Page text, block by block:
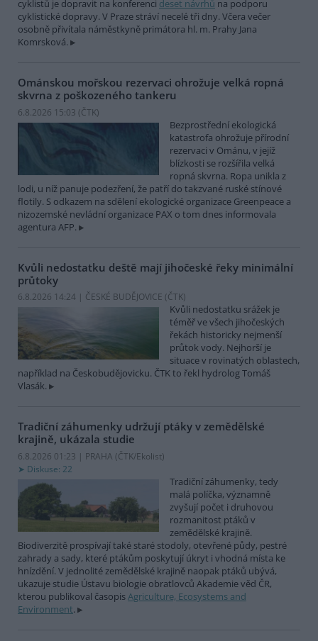
cyklistů je dopravit na konferenci deset návrhů na podporu
cyklistické dopravy. V Praze stráví necelé tři dny. Včera večer
osobně přivítala náměstkyně primátora hl. m. Prahy Jana
Komrsková.
Ománskou mořskou rezervaci ohrožuje velká ropná
skvrna z poškozeného tankeru
6.8.2026 15:03 (ČTK)
Bezprostřední ekologická
katastrofa ohrožuje přírodní
rezervaci v Ománu, v jejíž
blízkosti se rozšířila velká
ropná skvrna. Ropa unikla z
lodi, u níž panuje podezření, že patří do takzvané ruské stínové
flotily. S odkazem na sdělení ekologické organizace Greenpeace a
nizozemské nevládní organizace PAX o tom dnes informovala
agentura AFP.
Kvůli nedostatku deště mají jihočeské řeky minimální
průtoky
6.8.2026 14:24 | ČESKÉ BUDĚJOVICE (ČTK)
Kvůli nedostatku srážek je
téměř ve všech jihočeských
řekách historicky nejmenší
průtok vody. Nejhorší je
situace v rovinatých oblastech,
například na Českobudějovicku. ČTK to řekl hydrolog Tomáš
Vlasák.
Tradiční záhumenky udržují ptáky v zemědělské
krajině, ukázala studie
6.8.2026 01:23 | PRAHA (ČTK/Ekolist)
Diskuse: 22
Tradiční záhumenky, tedy
malá políčka, významně
zvyšují počet i druhovou
rozmanitost ptáků v
zemědělské krajině.
Biodiverzitě prospívají také staré stodoly, otevřené půdy, pestré
zahrady a sady, které ptákům poskytují úkryt i vhodná místa ke
hnízdění. V jednolité zemědělské krajině naopak ptáků ubývá,
ukazuje studie Ústavu biologie obratlovců Akademie věd ČR,
kterou publikoval časopisAgriculture, Ecosystems and
Environment.